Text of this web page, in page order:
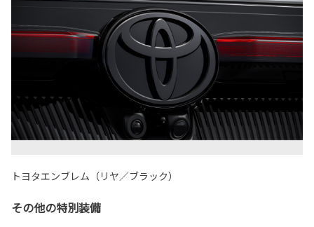
トヨタエンブレム（リヤ／ブラック）
その他の特別装備